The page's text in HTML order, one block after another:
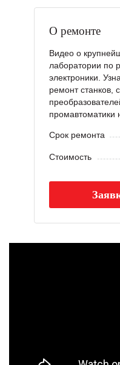
О ремонте
Видео о
лаборатории по
электроники.
ремонт станков,
промавтоматики
Срок ремонта
Стоимость